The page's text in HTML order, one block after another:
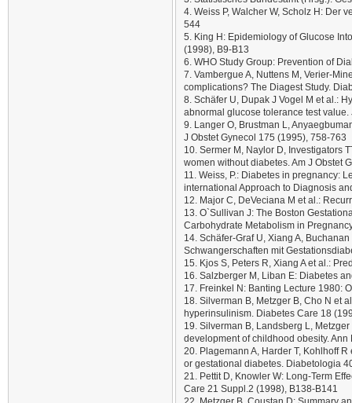
4. Weiss P, Walcher W, Scholz H: Der
544
5. King H: Epidemiology of Glucose
(1998), B9-B13
6. WHO Study Group: Prevention of
7. Vambergue A, Nuttens M, Verier-
complications? The Diagest Study.
8. Schäfer U, Dupak J Vogel M et al.:
abnormal glucose tolerance test
9. Langer O, Brustman L,
J Obstet Gynecol 175 (1995), 758-763
10. Sermer M, Naylor D, Investigators
women without diabetes. Am J Obstet
11. Weiss, P.: Diabetes in pregnancy:
international Approach to Diagnosis
12. Major C, DeVeciana M et al.:
13. O`Sullivan J: The Boston
Carbohydrate Metabolism in
14. Schäfer-Graf U, Xiang A,
Schwangerschaften mit
15. Kjos S, Peters R, Xiang A et al.:
16. Salzberger M, Liban E: Diabetes
17. Freinkel N: Banting Lecture 1980:
18. Silverman B, Metzger B, Cho N et
hyperinsulinism. Diabetes Care 18
19. Silverman B, Landsberg L,
development of childhood obesity.
20. Plagemann A, Harder T, Kohlhoff
or gestational diabetes. Diabetologia
21. Pettit D, Knowler W: Long-Term
Care 21 Suppl.2 (1998), B138-B141